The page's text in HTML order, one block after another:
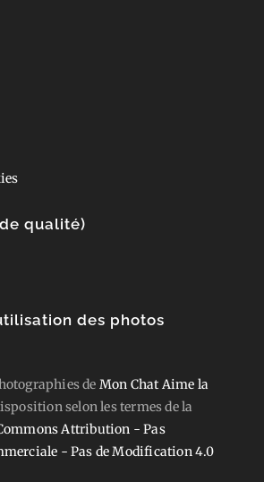
qualité)
des photos
de Mon Chat Aime la
selon les termes de la
Attribution - Pas
- Pas de Modification 4.0